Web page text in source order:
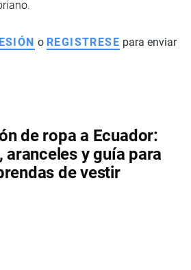
o REGISTRESE para enviar
de ropa a Ecuador:
aranceles y guía para
de vestir